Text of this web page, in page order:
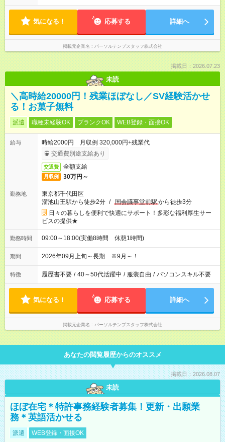
気になる！ 応募する 詳細へ
掲載元企業名 パーソルテンプスタッフ株式会社
掲載日：2026.07.23
未読
＼高時給20000円！残業ほぼなし／SV経験活かせ
る！お菓子無料
派遣 職種未経験OK ブランクOK WEB登録・面接OK
給与
時給2000円 月収例 320,000円+残業代
交通費別途支給あり
交通費 全額支給
月収例 30万円～
勤務地
東京都千代田区
溜池山王駅から徒歩2分 / 国会議事堂前駅から徒歩3分
日々の暮らしを便利で快適にサポート！多彩な福利厚生サー
ビスの提供★
勤務時間 09:00～18:00(実働8時間 休憩1時間)
期間 2026年09月上旬～長期 ※9月～！
特徴 履歴書不要 / 40～50代活躍中 / 服装自由 / パソコンスキル不要
気になる！ 応募する 詳細へ
掲載元企業名 パーソルテンプスタッフ株式会社
あなたの閲覧履歴からのオススメ
掲載日：2026.08.07
未読
ほぼ在宅＊特許事務経験者募集！更新・出願業
務＊英語活かせる
派遣 WEB登録・面接OK